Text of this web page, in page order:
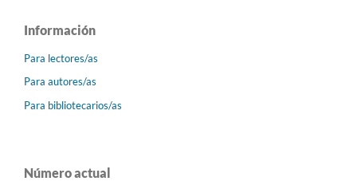
Información
Para lectores/as
Para autores/as
Para bibliotecarios/as
Número actual